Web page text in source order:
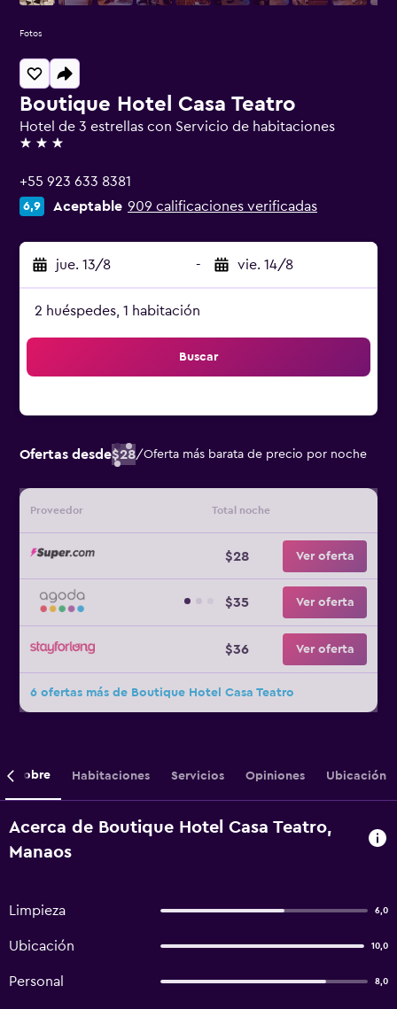
Boutique Hotel Casa Teatro
Hotel de 3 estrellas con Servicio de habitaciones
3 estrellas
+55 923 633 8381
6,9 Aceptable 909 calificaciones verificadas
jue. 13/8 - vie. 14/8
2 huéspedes, 1 habitación
Buscar
Ofertas desde$28/Oferta más barata de precio por noche
Proveedor Total noche
$28 Ver oferta
$35 Ver oferta
$36 Ver oferta
6 ofertas más de Boutique Hotel Casa Teatro
Fotos
Sobre Habitaciones Servicios Opiniones Ubicación
Acerca de Boutique Hotel Casa Teatro,
Manaos
Limpieza 6,0
Ubicación 10,0
Personal 8,0